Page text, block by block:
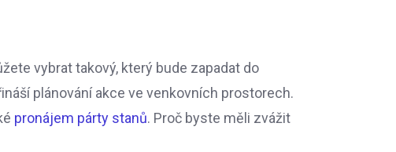
vybrat takový, který bude zapadat do
plánování akce ve venkovních prostorech.
pronájem párty stanů. Proč byste měli zvážit